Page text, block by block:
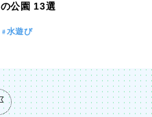
の公園 13選
水遊び